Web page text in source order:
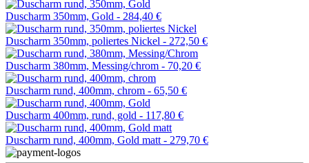
Duscharm 350mm, Gold - 284,40 €
Duscharm 350mm, poliertes Nickel - 272,50 €
Duscharm 380mm, Messing/chrom - 70,20 €
Duscharm rund, 400mm, chrom - 65,50 €
Duscharm 400mm, rund, gold - 117,80 €
Duscharm rund, 400mm, Gold matt - 279,70 €